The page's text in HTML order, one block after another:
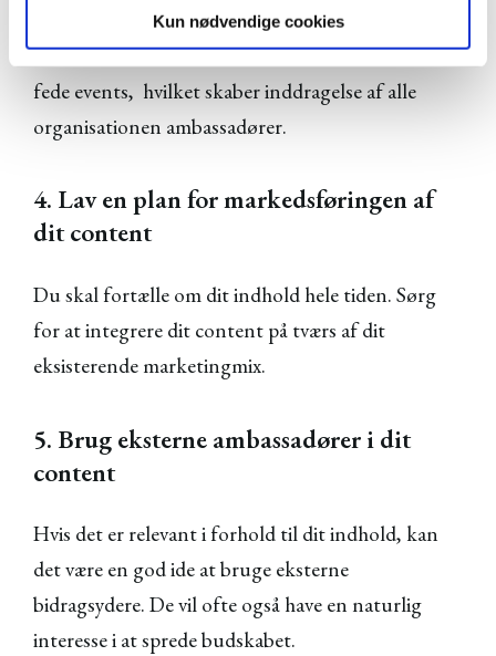
Kun nødvendige cookies
planlægger, hvordan vi via content kan fortælle
om events. Nu kan event-teamet vise verden de
fede events, hvilket skaber inddragelse af alle
organisationen ambassadører.
4. Lav en plan for markedsføringen af
dit content
Du skal fortælle om dit indhold hele tiden. Sørg
for at integrere dit content på tværs af dit
eksisterende marketingmix.
5. Brug eksterne ambassadører i dit
content
Hvis det er relevant i forhold til dit indhold, kan
det være en god ide at bruge eksterne
bidragsydere. De vil ofte også have en naturlig
interesse i at sprede budskabet.